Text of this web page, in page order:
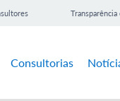
Consultorias